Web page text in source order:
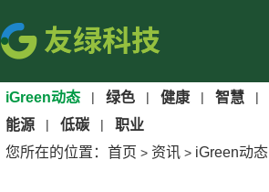
iGreen动态 | 绿色 | 健康 | 智慧 |
能源 | 低碳 |
职业
您所在的位置： 首页 > 资讯 > iGreen动态